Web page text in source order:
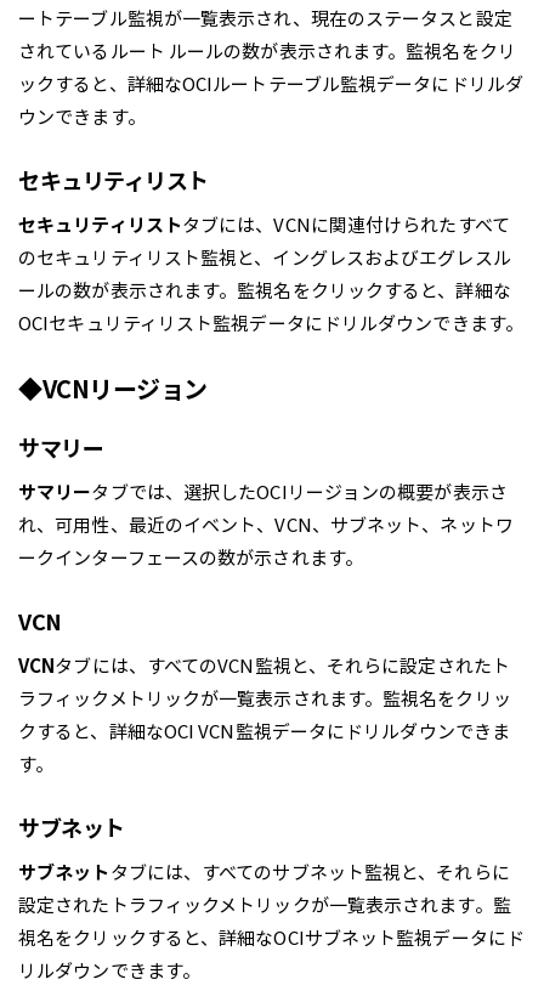
ートテーブル監視が一覧表示され、現在のステータスと設定
されているルート ルールの数が表示されます。監視名をクリ
ックすると、詳細なOCIルートテーブル監視データにドリルダ
ウンできます。
セキュリティリスト
セキュリティリストタブには、VCNに関連付けられたすべて
のセキュリティリスト監視と、イングレスおよびエグレスル
ールの数が表示されます。監視名をクリックすると、詳細な
OCIセキュリティリスト監視データにドリルダウンできます。
◆VCNリージョン
サマリー
サマリータブでは、選択したOCIリージョンの概要が表示さ
れ、可用性、最近のイベント、VCN、サブネット、ネットワ
ークインターフェースの数が示されます。
VCN
VCNタブには、すべてのVCN監視と、それらに設定されたト
ラフィックメトリックが一覧表示されます。監視名をクリッ
クすると、詳細なOCI VCN監視データにドリルダウンできま
す。
サブネット
サブネットタブには、すべてのサブネット監視と、それらに
設定されたトラフィックメトリックが一覧表示されます。監
視名をクリックすると、詳細なOCIサブネット監視データにド
リルダウンできます。